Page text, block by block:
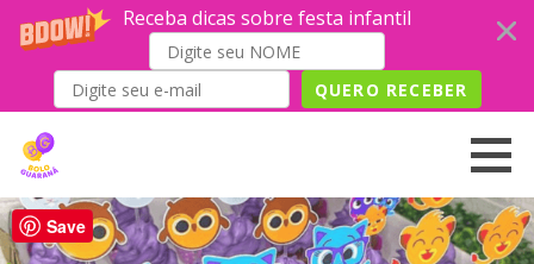
Receba dicas sobre festa infantil
QUERO RECEBER
content
Save